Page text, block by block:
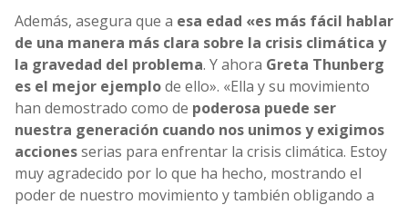
Además, asegura que a esa edad «es más fácil hablar
de una manera más clara sobre la crisis climática y
la gravedad del problema. Y ahora Greta Thunberg
es el mejor ejemplode ello». «Ella y su movimiento
han demostrado como de poderosa puede ser
nuestra generación cuando nos unimos y exigimos
accionesserias para enfrentar la crisis climática. Estoy
muy agradecido por lo que ha hecho, mostrando el
poder de nuestro movimiento y también obligando a